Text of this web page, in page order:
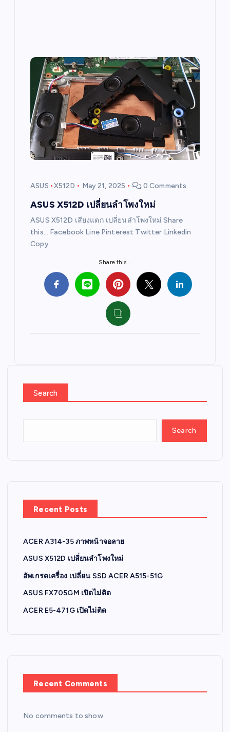
ASUS X512D May 21, 2025 0 Comments
ASUS X512D เปลี่ยนลำโพงใหม่
ASUS X512D เสียงแตก เปลี่ยนลำโพงใหม่ Share
this… Facebook Line Pinterest Twitter Linkedin
Copy
Share this...
Search
Search
Recent Posts
ACER A314-35 ภาพหน้าจอลาย
ASUS X512D เปลี่ยนลำโพงใหม่
อัพเกรดเครื่อง เปลี่ยน SSD ACER A515-51G
ASUS FX705GM เปิดไม่ติด
ACER E5-471G เปิดไม่ติด
Recent Comments
No comments to show.